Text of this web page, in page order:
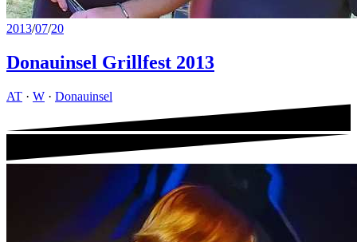
2013/07/20
Donauinsel Grillfest 2013
AT · W · Donauinsel